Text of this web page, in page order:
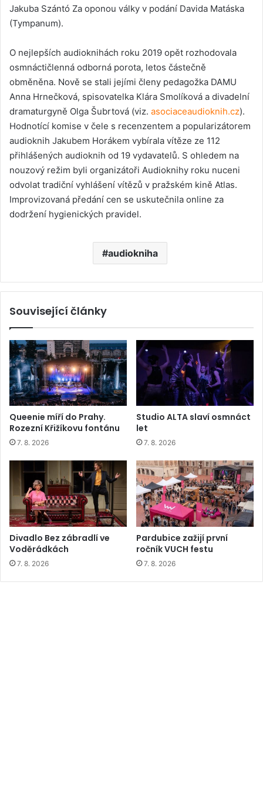
Jakuba Szántó Za oponou války v podání Davida Matáska
(Tympanum).
O nejlepších audioknihách roku 2019 opět rozhodovala
osmnáctičlenná odborná porota, letos částečně
obměněna. Nově se stali jejími členy pedagožka DAMU
Anna Hrnečková, spisovatelka Klára Smolíková a divadelní
dramaturgyně Olga Šubrtová (viz. asociaceaudioknih.cz).
Hodnotící komise v čele s recenzentem a popularizátorem
audioknih Jakubem Horákem vybírala vítěze ze 112
přihlášených audioknih od 19 vydavatelů. S ohledem na
nouzový režim byli organizátoři Audioknihy roku nuceni
odvolat tradiční vyhlášení vítězů v pražském kině Atlas.
Improvizovaná předání cen se uskutečnila online za
dodržení hygienických pravidel.
audiokniha
Související články
Queenie míří do Prahy.
Rozezní Křižíkovu fontánu
7. 8. 2026
Studio ALTA slaví osmnáct
let
7. 8. 2026
Divadlo Bez zábradlí ve
Voděrádkách
7. 8. 2026
Pardubice zažijí první
ročník VUCH festu
7. 8. 2026